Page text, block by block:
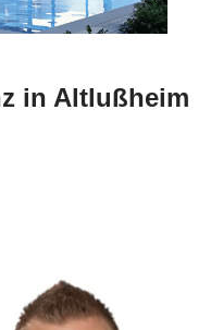
in Altlußheim